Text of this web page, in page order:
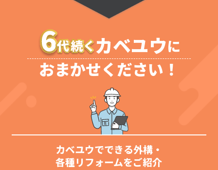
カベユウに
おまかせください！
カベユウでできる外構‧
各種リフォームをご紹介